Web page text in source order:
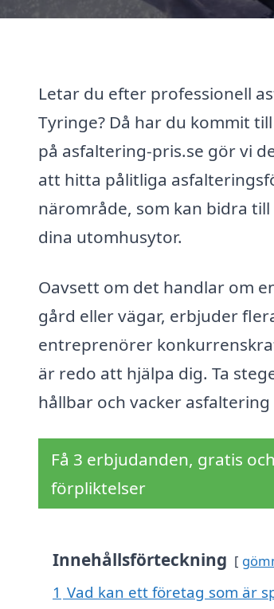
Letar du efter professionell
Tyringe? Då har du kommit
på asfaltering-pris.se gör vi
att hitta pålitliga
närområde, som kan bidra
dina utomhusytor.
Oavsett om det handlar om
gård eller vägar, erbjuder
entreprenörer
är redo att hjälpa dig. Ta
hållbar och vacker asfaltering
Få 3 erbjudanden, gratis
förpliktelser
Innehållsförteckning
1 Vad kan ett företag som är